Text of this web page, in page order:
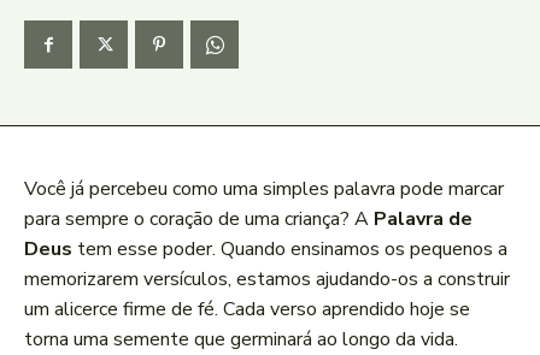
Você já percebeu como uma simples palavra pode marcar
para sempre o coração de uma criança? A Palavra de
Deus tem esse poder. Quando ensinamos os pequenos a
memorizarem versículos, estamos ajudando-os a construir
um alicerce firme de fé. Cada verso aprendido hoje se
torna uma semente que germinará ao longo da vida.